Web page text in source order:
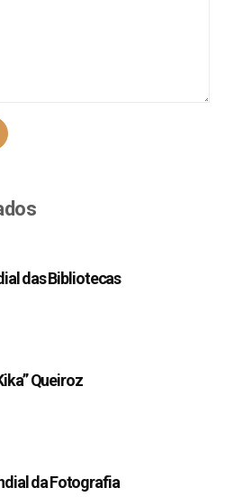
das Bibliotecas
Queiroz
da Fotografia